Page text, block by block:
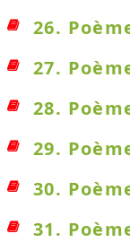
26.
27.
28.
29.
30.
31.